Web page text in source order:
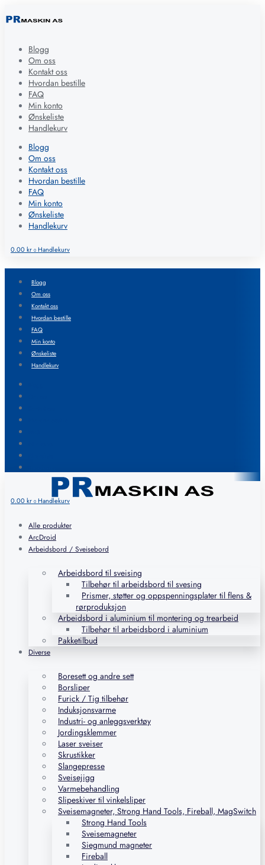
Blogg
Om oss
Kontakt oss
Hvordan bestille
FAQ
Min konto
Ønskeliste
Handlekurv
Blogg
Om oss
Kontakt oss
Hvordan bestille
FAQ
Min konto
Ønskeliste
Handlekurv
0.00kr 0 Handlekurv
Blogg
Om oss
Kontakt oss
Hvordan bestille
FAQ
Min konto
Ønskeliste
Handlekurv
0.00kr 0 Handlekurv
Alle produkter
ArcDroid
Arbeidsbord / Sveisebord
Arbeidsbord til sveising
Tilbehør til arbeidsbord til svesing
Prismer, støtter og oppspenningsplater til flens &
rørproduksjon
Arbeidsbord i aluminium til montering og trearbeid
Tilbehør til arbeidsbord i aluminium
Pakketilbud
Diverse
Boresett og andre sett
Borsliper
Furick / Tig tilbehør
Induksjonsvarme
Industri- og anleggsverktøy
Jordingsklemmer
Laser sveiser
Skrustikker
Slangepresse
Sveisejigg
Varmebehandling
Slipeskiver til vinkelsliper
Sveisemagneter, Strong Hand Tools, Fireball, MagSwitch
Strong Hand Tools
Sveisemagneter
Siegmund magneter
Fireball